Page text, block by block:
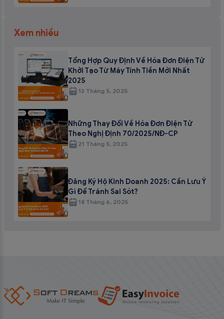
Xem nhiều
Tổng Hợp Quy Định Về Hóa Đơn Điện Tử
Khởi Tạo Từ Máy Tính Tiền Mới Nhất
2025
13 Tháng 5, 2025
Những Thay Đổi Về Hóa Đơn Điện Tử
Theo Nghị Định 70/2025/NĐ-CP
21 Tháng 5, 2025
Đăng Ký Hộ Kinh Doanh 2025: Cần Lưu Ý
Gì Để Tránh Sai Sót?
18 Tháng 6, 2025